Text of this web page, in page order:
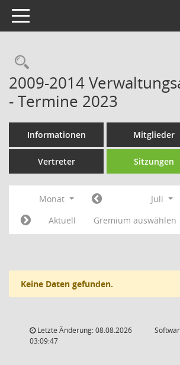
Toggle navigation
Rechercheauswahl
2009-2014
- Termine 2023
Informationen Mitglieder
Vertreter Sitzungen
Monat Juli
Aktuell
Gremium auswählen
Keine Daten gefunden.
Letzte Änderung: 08.08.2026
03:09:47